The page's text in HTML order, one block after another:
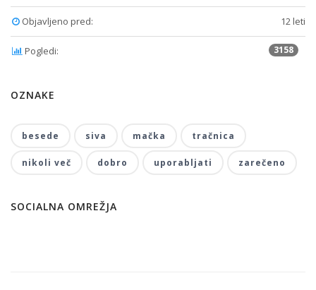
Objavljeno pred: 12 leti
Pogledi: 3158
OZNAKE
besede siva mačka tračnica
nikoli več dobro uporabljati zarečeno
SOCIALNA OMREŽJA